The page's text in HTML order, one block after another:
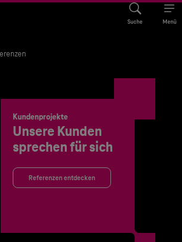
Suche Menü
Kundenprojekte
Unsere Kunden
sprechen für sich
Referenzen entdecken